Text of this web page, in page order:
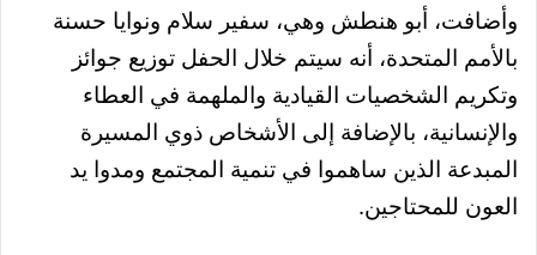
وأضافت، أبو هنطش وهي، سفير سلام ونوايا حسنة
بالأمم المتحدة، أنه سيتم خلال الحفل توزيع جوائز
وتكريم الشخصيات القيادية والملهمة في العطاء
والإنسانية، بالإضافة إلى الأشخاص ذوي المسيرة
المبدعة الذين ساهموا في تنمية المجتمع ومدوا يد
العون للمحتاجين.